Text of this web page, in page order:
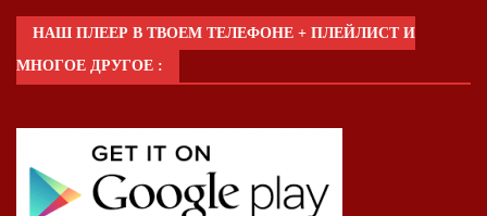
НАШ ПЛЕЕР В ТВОЕМ ТЕЛЕФОНЕ + ПЛЕЙЛИСТ И
МНОГОЕ ДРУГОЕ :